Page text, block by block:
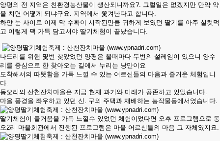
양평의 전 지역은 친환경농산물이 생산되니까요?. 그럴일은 없겠지만 만약 약
을 치면 어떻게 되냐구요. 지역에서 쫓겨난다고 합니다.
하얀 눈 사이로 이제 막 수확이 시작된만큼 귀하게 보였던 딸기를 아주 실컷먹
고 이렇게 팩 가득 담고서야 딸기체험이 끝났습니다.
나드리를 위핸 몇번 찾았었던 양평은 올때마다 두번의 설레임이 있으니 양수
리를 중심으로 한 찾아오는 길에서 누리는 낭만이요
도착해서의 따뜻함을 가득 느낄 수 있는 어르신들의 마음과 즐거운 체험입니
다.
동오리의 산천잔치마을은 지금 현재 과거와 미래가 공존하고 있었습니다.
마을 풍경을 좌우하고 있던 신. 구의 주택과 재배하는 농작물등에서였습니다.
딸기체험이 즐거움을 가득 느낄수 있었던 체험이었다면 오후 프로그램으로 동
오2리 마을회관에서 진행된 프로그램은 마을 어르신들의 마음 그 자체였지요.